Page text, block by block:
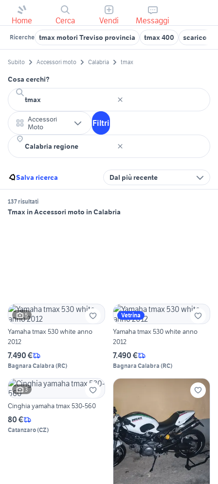
Home Cerca Vendi Messaggi
Ricerche tmax motori Treviso provincia tmax 400 scarico
Subito Accessori moto Calabria tmax
Cosa cerchi?
Accessori
Moto
Filtri
Salva ricerca Dal più recente
137 risultati
Tmax in Accessori moto in Calabria
5
Yamaha tmax 530 white anno
2012
7.490 €
Bagnara Calabra (RC)
Vetrina
Yamaha tmax 530 white anno
2012
7.490 €
Bagnara Calabra (RC)
3
Cinghia yamaha tmax 530-560
80 €
Catanzaro(CZ)